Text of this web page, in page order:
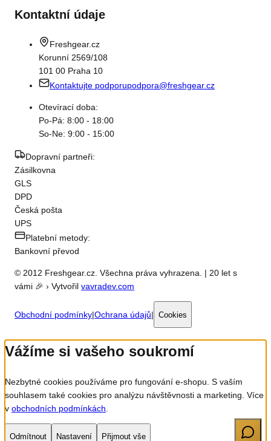
Kontaktní údaje
Freshgear.cz
Korunní 2569/108
101 00 Praha 10
Kontaktujte podporupodpora@freshgear.cz
Otevírací doba:
Po-Pá: 8:00 - 18:00
So-Ne: 9:00 - 15:00
Dopravní partneři:
Zásilkovna
GLS
DPD
Česká pošta
UPS
Platební metody:
Bankovní převod
© 2012 Freshgear.cz. Všechna práva vyhrazena. | 20 let s
vámi 🎉 › Vytvořil vavradev.com
Obchodní podmínky|Ochrana údajů| Cookies
Vážíme si vašeho soukromí
Nezbytné cookies používáme pro fungování e-shopu. S vaším
souhlasem také cookies pro analýzu návštěvnosti a marketing. Více
v obchodních podmínkách
Odmítnout Nastavení Přijmout vše